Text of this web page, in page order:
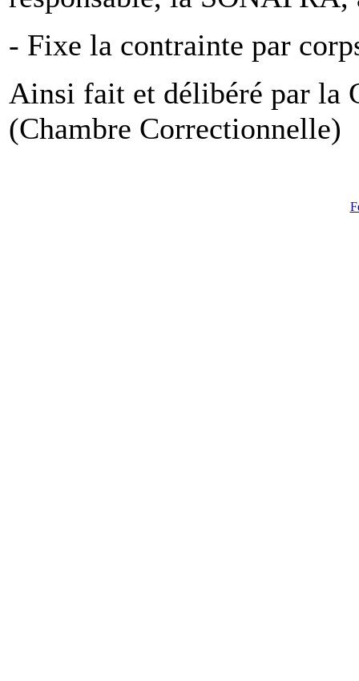
- Fixe la contrainte par
Ainsi fait et délibéré par la
(Chambre Correctionnelle)